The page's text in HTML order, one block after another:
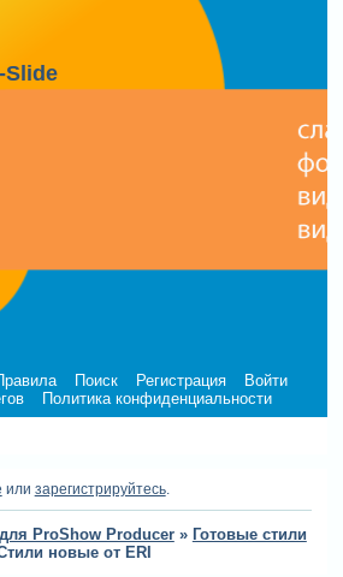
Slide
Поиск Регистрация
Войти
Политика конфиденциальности
или зарегистрируйтесь.
ProShow Producer » Готовые стили
новые от ERI